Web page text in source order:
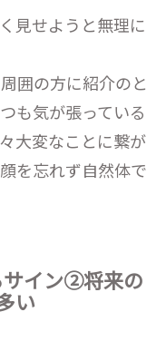
見せようと無理に
囲の方に紹介のと
も気が張っている
大変なことに繋が
を忘れず自然体で
サイン②将来の
い